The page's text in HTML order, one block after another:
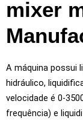
mixer
A máquina possui
hidráulico,
velocidade é 0-
frequência) e